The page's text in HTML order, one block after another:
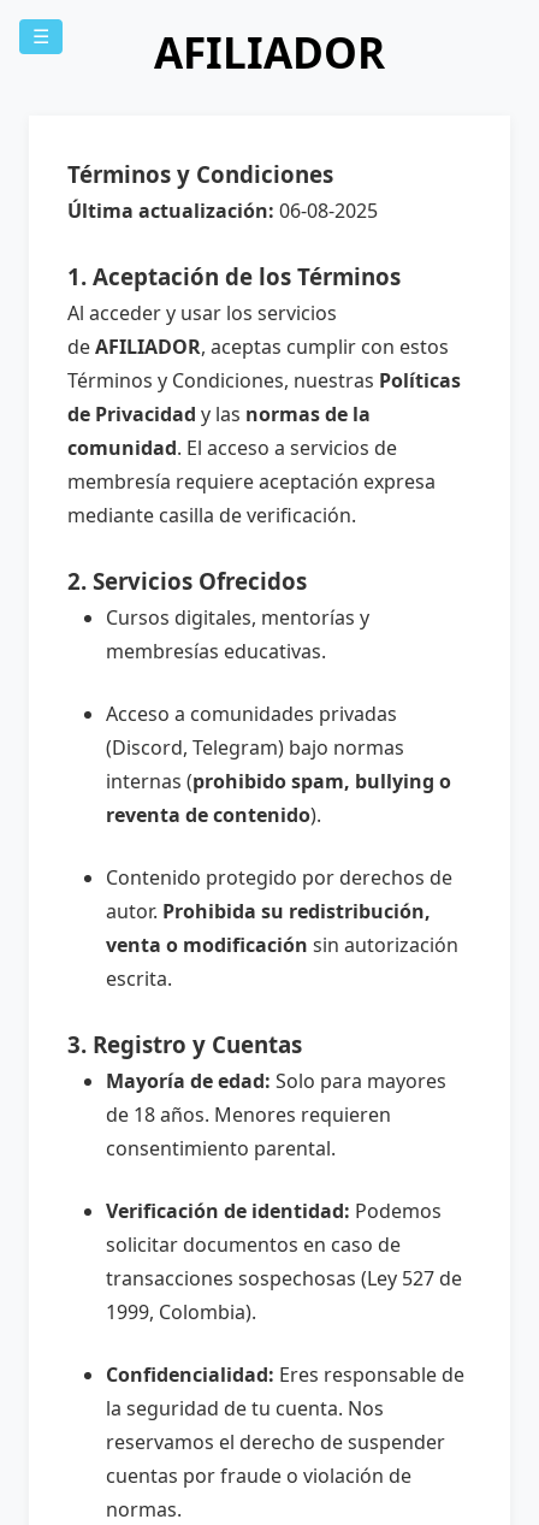
☰ AFILIADOR
Términos y Condiciones
Última actualización: 06-08-2025
1. Aceptación de los Términos
Al acceder y usar los servicios
deAFILIADOR, aceptas cumplir con estos
Términos y Condiciones, nuestras Políticas
de Privacidad y las normas de la
comunidad. El acceso a servicios de
membresía requiere aceptación expresa
mediante casilla de verificación.
2. Servicios Ofrecidos
Cursos digitales, mentorías y
membresías educativas.
Acceso a comunidades privadas
(Discord, Telegram) bajo normas
internas (prohibido spam, bullying o
reventa de contenido).
Contenido protegido por derechos de
autor. Prohibida su redistribución,
venta o modificación sin autorización
escrita.
3. Registro y Cuentas
Mayoría de edad: Solo para mayores
de 18 años. Menores requieren
consentimiento parental.
Verificación de identidad: Podemos
solicitar documentos en caso de
transacciones sospechosas (Ley 527 de
1999, Colombia).
Confidencialidad: Eres responsable de
la seguridad de tu cuenta. Nos
reservamos el derecho de suspender
cuentas por fraude o violación de
normas.